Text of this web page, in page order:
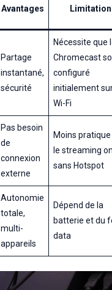
Avantages
Partage
instantané,
sécurité
Nécessite que
Chromecast
configuré
initialement
Wi-Fi
Pas besoin
de
connexion
externe
Moins
le streaming
sans Hotspot
Autonomie
totale,
multi-
appareils
Dépend de la
batterie et du
data